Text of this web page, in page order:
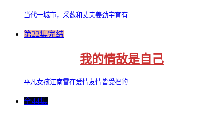
当代一城市，采薇和丈夫姜劲宇育有...
第22集完结
我的情敌是自己
平凡女孩江南雪在爱情友情皆受挫的...
全44集